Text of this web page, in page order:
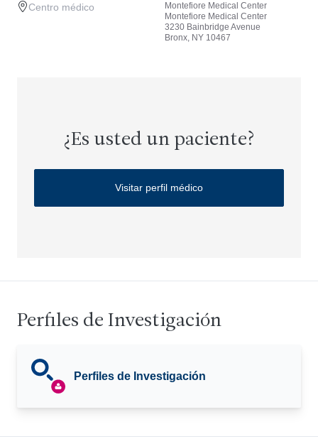
Centro médico
Montefiore Medical Center
Montefiore Medical Center
3230 Bainbridge Avenue
Bronx, NY 10467
¿Es usted un paciente?
Visitar perfil médico
Perfiles de Investigación
Perfiles de Investigación